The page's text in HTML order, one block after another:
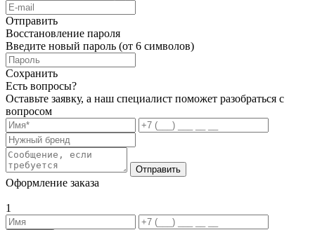
Отправить
Восстановление пароля
Введите новый пароль (от 6 символов)
Сохранить
Есть вопросы?
Оставьте заявку, а наш специалист поможет разобраться с
вопросом
Отправить
Оформление заказа
1